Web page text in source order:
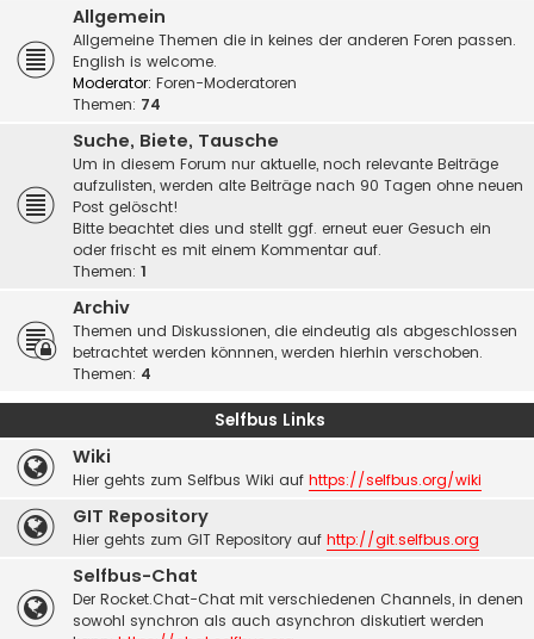
Allgemein
Allgemeine Themen die in keines der anderen Foren passen.
English is welcome.
Moderator: Foren-Moderatoren
Themen: 74
Suche, Biete, Tausche
Um in diesem Forum nur aktuelle, noch relevante Beiträge
aufzulisten, werden alte Beiträge nach 90 Tagen ohne neuen
Post gelöscht!
Bitte beachtet dies und stellt ggf. erneut euer Gesuch ein
oder frischt es mit einem Kommentar auf.
Themen: 1
Archiv
Themen und Diskussionen, die eindeutig als abgeschlossen
betrachtet werden könnnen, werden hierhin verschoben.
Themen: 4
Selfbus Links
Wiki
Hier gehts zum Selfbus Wiki auf https://selfbus.org/wiki
GIT Repository
Hier gehts zum GIT Repository auf http://git.selfbus.org
Selfbus-Chat
Der Rocket.Chat-Chat mit verschiedenen Channels, in denen
sowohl synchron als auch asynchron diskutiert werden